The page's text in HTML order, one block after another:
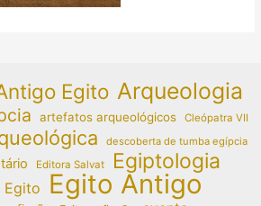
Egito Arqueologia
artefatos arqueológicos Cleópatra VII
descoberta de tumba egípcia
Editora Salvat Egiptologia
Egito Egito Antigo